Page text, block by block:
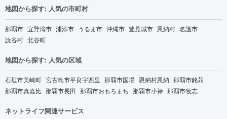
地図から探す: 人気の市町村
那覇市 宜野湾市 浦添市 うるま市 沖縄市 豊見城市 恩納村 名護市
読谷村 北谷町
地図から探す: 人気の区域
石垣市美崎町 宮古島市平良字西里 那覇市国場 恩納村恩納 那覇市銘苅
那覇市真嘉比 那覇市長田 那覇市おもろまち 那覇市小禄 那覇市牧志
ネットライフ関連サービス